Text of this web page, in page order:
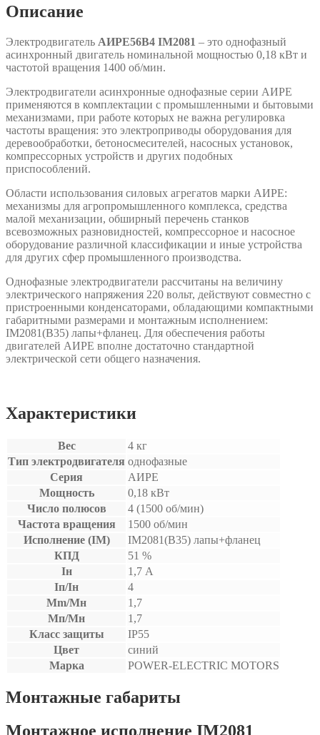
Описание
Электродвигатель АИРЕ56В4 IM2081 – это однофазный
асинхронный двигатель номинальной мощностью 0,18 кВт и
частотой вращения 1400 об/мин.
Электродвигатели асинхронные однофазные серии АИРЕ
применяются в комплектации с промышленными и бытовыми
механизмами, при работе которых не важна регулировка
частоты вращения: это электроприводы оборудования для
деревообработки, бетоносмесителей, насосных установок,
компрессорных устройств и других подобных
приспособлений.
Области использования силовых агрегатов марки АИРЕ:
механизмы для агропромышленного комплекса, средства
малой механизации, обширный перечень станков
всевозможных разновидностей, компрессорное и насосное
оборудование различной классификации и иные устройства
для других сфер промышленного производства.
Однофазные электродвигатели рассчитаны на величину
электрического напряжения 220 вольт, действуют совместно с
пристроенными конденсаторами, обладающими компактными
габаритными размерами и монтажным исполнением:
IM2081(B35) лапы+фланец. Для обеспечения работы
двигателей АИРЕ вполне достаточно стандартной
электрической сети общего назначения.
Характеристики
Вес
4 кг
Тип электродвигателя однофазные
Серия
АИРЕ
Мощность
0,18 кВт
Число полюсов
4 (1500 об/мин)
Частота вращения
1500 об/мин
Исполнение (IM)
IM2081(B35) лапы+фланец
КПД
51 %
Iн
1,7 А
Iп/Iн
4
Mm/Мн
1,7
Мп/Мн
1,7
Класс защиты
IP55
Цвет
синий
Марка
POWER-ELECTRIC MOTORS
Монтажные габариты
Монтажное исполнение IM2081